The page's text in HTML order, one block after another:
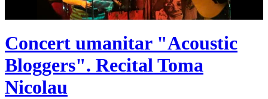
Concert umanitar "Acoustic
Bloggers". Recital Toma
Nicolau